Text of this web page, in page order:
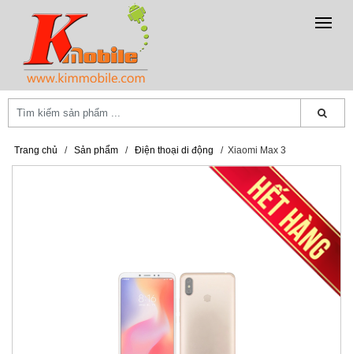
Trang chủ / Sản phẩm / Điện thoại di động / Xiaomi Max 3